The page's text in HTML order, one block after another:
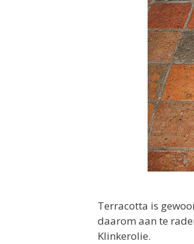
Terracotta is
daarom aan te
Klinkerolie.